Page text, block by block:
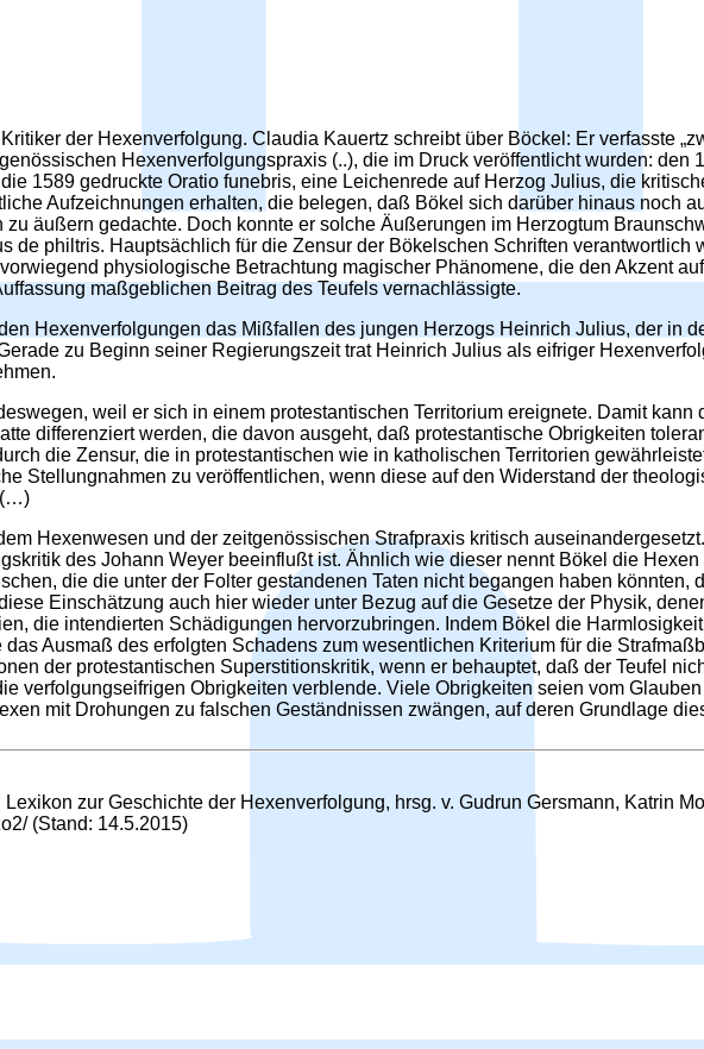
der Hexenverfolgung. Claudia Kauertz schreibt über Böckel: Er verfasste
Hexenverfolgungspraxis (..), die im Druck veröffentlicht wurden: den
1589 gedruckte Oratio funebris, eine Leichenrede auf Herzog Julius, die
Aufzeichnungen erhalten, die belegen, daß Bökel sich darüber hinaus noch
äußern gedachte. Doch konnte er solche Äußerungen im Herzogtum
de philtris. Hauptsächlich für die Zensur der Bökelschen Schriften verantwortlich
physiologische Betrachtung magischer Phänomene, die den Akzent
maßgeblichen Beitrag des Teufels vernachlässigte.
Hexenverfolgungen das Mißfallen des jungen Herzogs Heinrich Julius, der in
zu Beginn seiner Regierungszeit trat Heinrich Julius als eifriger
weil er sich in einem protestantischen Territorium ereignete. Damit
differenziert werden, die davon ausgeht, daß protestantische Obrigkeiten
die Zensur, die in protestantischen wie in katholischen Territorien
Stellungnahmen zu veröffentlichen, wenn diese auf den Widerstand der
(…)
Hexenwesen und der zeitgenössischen Strafpraxis kritisch
des Johann Weyer beeinflußt ist. Ähnlich wie dieser nennt Bökel die
die die unter der Folter gestandenen Taten nicht begangen haben
Einschätzung auch hier wieder unter Bezug auf die Gesetze der Physik,
die intendierten Schädigungen hervorzubringen. Indem Bökel die
Ausmaß des erfolgten Schadens zum wesentlichen Kriterium für die
der protestantischen Superstitionskritik, wenn er behauptet, daß der Teufel
verfolgungseifrigen Obrigkeiten verblende. Viele Obrigkeiten seien vom
mit Drohungen zu falschen Geständnissen zwängen, auf deren Grundlage
zur Geschichte der Hexenverfolgung, hrsg. v. Gudrun Gersmann, Katrin
(Stand: 14.5.2015)